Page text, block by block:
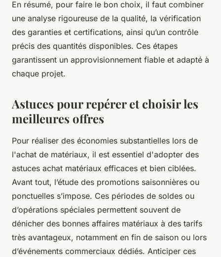
En résumé, pour faire le bon choix, il faut combiner
une analyse rigoureuse de la qualité, la vérification
des garanties et certifications, ainsi qu’un contrôle
précis des quantités disponibles. Ces étapes
garantissent un approvisionnement fiable et adapté à
chaque projet.
Astuces pour repérer et choisir les
meilleures offres
Pour réaliser des économies substantielles lors de
l'achat de matériaux, il est essentiel d'adopter des
astuces achat matériaux efficaces et bien ciblées.
Avant tout, l’étude des promotions saisonnières ou
ponctuelles s’impose. Ces périodes de soldes ou
d’opérations spéciales permettent souvent de
dénicher des bonnes affaires matériaux à des tarifs
très avantageux, notamment en fin de saison ou lors
d’événements commerciaux dédiés. Anticiper ces